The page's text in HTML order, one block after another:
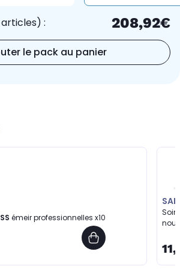
: 208,92€
le pack au panier
émeir professionnelles x10